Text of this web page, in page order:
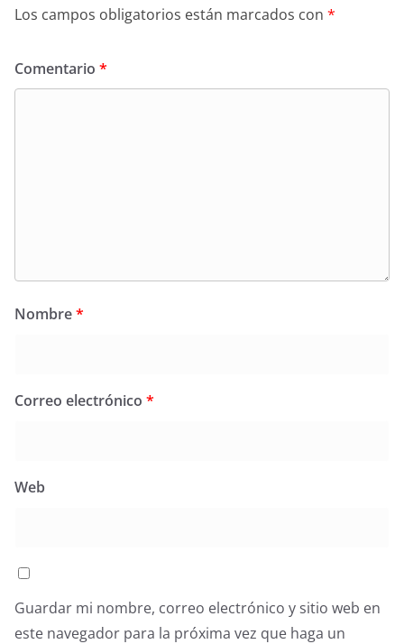
Los campos obligatorios están marcados con *
Comentario *
Nombre*
Correo electrónico *
Web
Guardar mi nombre, correo electrónico y sitio web en
este navegador para la próxima vez que haga un